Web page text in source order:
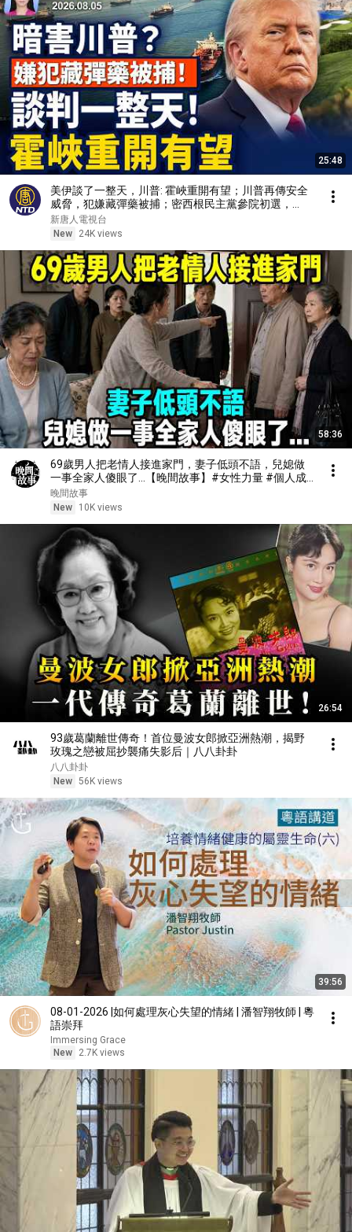
25:48
美伊談了一整天，川普: 霍峽重開有望；川普再傳安全
威脅，犯嫌藏彈藥被捕；密西根民主黨參院初選，
2028大選風向標；中國疫情再升溫，醫院爆滿，醫藥
短缺【早間環球直擊】2026-08-05
新唐人電視台
New
24K views
58:36
69歲男人把老情人接進家門，妻子低頭不語，兒媳做
一事全家人傻眼了...【晚間故事】#女性力量 #個人成
長 #經驗分享 #原創故事 #情感 #愛情 #心靈成長
晚間故事
New
10K views
26:54
93歲葛蘭離世傳奇！首位曼波女郎掀亞洲熱潮，揭野
玫瑰之戀被屈抄襲痛失影后｜八八卦卦
八八卦卦
New 56K views
39:56
08-01-2026 |如何處理灰心失望的情緒 | 潘智翔牧師 | 粵
語崇拜
Immersing Grace
New
2.7K views